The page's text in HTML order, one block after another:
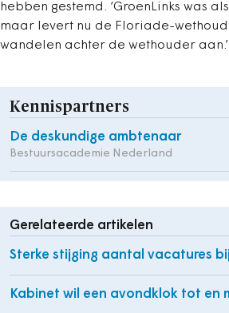
hebben gestemd. ‘GroenLinks was
maar levert nu de Floriade-
wandelen achter de wethouder aan.’
Kennispartners
De deskundige ambtenaar
Bestuursacademie Nederland
Gerelateerde artikelen
Sterke stijging aantal vacatures
Kabinet wil een avondklok tot en